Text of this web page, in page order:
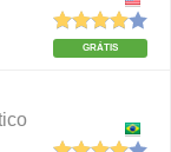
GRÁTIS